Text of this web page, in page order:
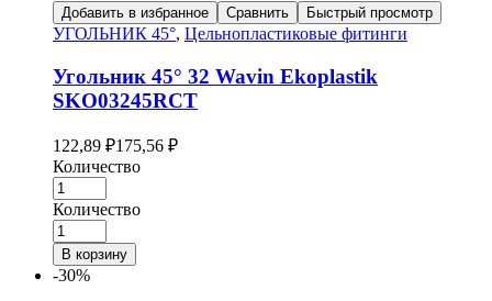
Добавить в избранное Сравнить Быстрый просмотр
УГОЛЬНИК 45°, Цельнопластиковые фитинги
Угольник 45° 32 Wavin Ekoplastik
SKO03245RCT
122,89 ₽175,56 ₽
Количество
Количество
В корзину
-30%